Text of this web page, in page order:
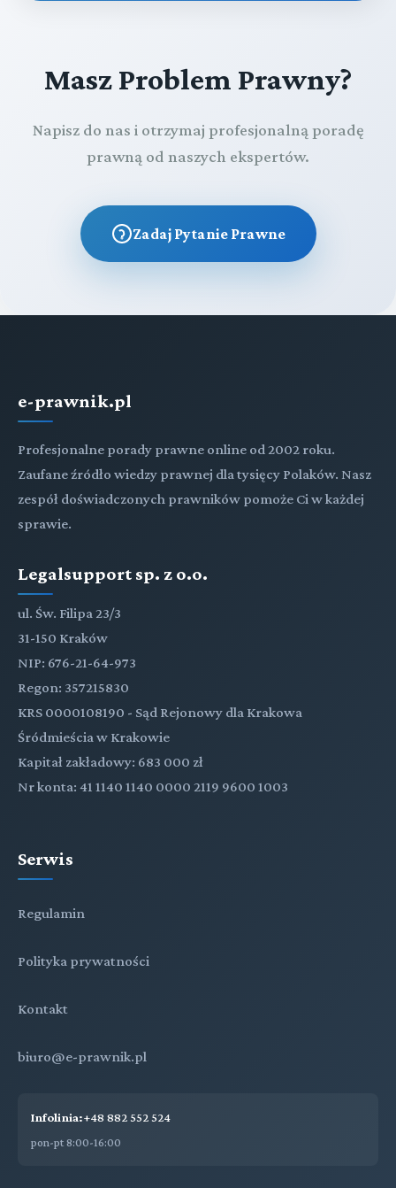
Masz Problem Prawny?
Napisz do nas i otrzymaj profesjonalną poradę
prawną od naszych ekspertów.
Zadaj Pytanie Prawne
e-prawnik.pl
Profesjonalne porady prawne online od 2002 roku.
Zaufane źródło wiedzy prawnej dla tysięcy Polaków. Nasz
zespół doświadczonych prawników pomoże Ci w każdej
sprawie.
Legalsupport sp. z o.o.
ul. Św. Filipa 23/3
31-150 Kraków
NIP: 676-21-64-973
Regon: 357215830
KRS 0000108190 - Sąd Rejonowy dla Krakowa
Śródmieścia w Krakowie
Kapitał zakładowy: 683 000 zł
Nr konta: 41 1140 1140 0000 2119 9600 1003
Serwis
Regulamin
Polityka prywatności
Kontakt
biuro@e-prawnik.pl
Infolinia:+48 882 552 524
pon-pt 8:00-16:00